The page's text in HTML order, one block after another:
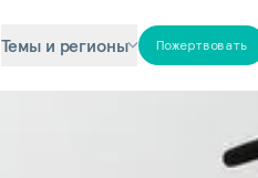
Темы и регионы Пожертвовать